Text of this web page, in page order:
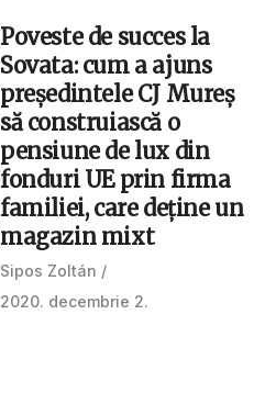
Poveste de succes la
Sovata: cum a ajuns
președintele CJ Mureș
să construiască o
pensiune de lux din
fonduri UE prin firma
familiei, care deține un
magazin mixt
Sipos Zoltán
2020. decembrie 2.